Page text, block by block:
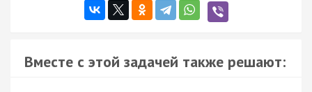
Вместе с этой задачей также решают: